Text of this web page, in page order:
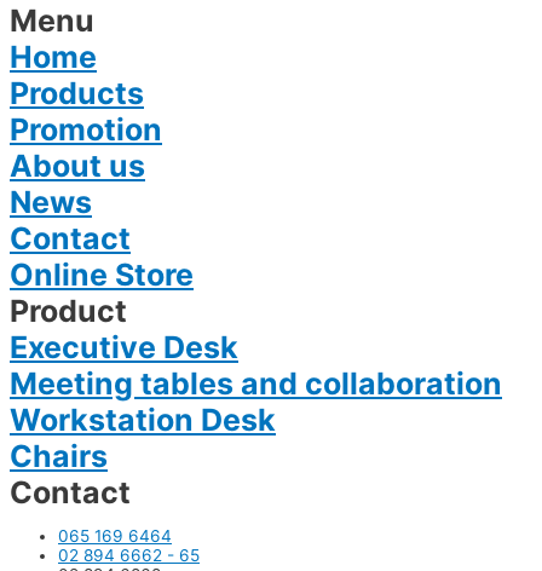
Menu
Home
Products
Promotion
About us
News
Contact
Online Store
Product
Executive Desk
Meeting tables and collaboration
Workstation Desk
Chairs
Contact
065 169 6464
02 894 6662 - 65